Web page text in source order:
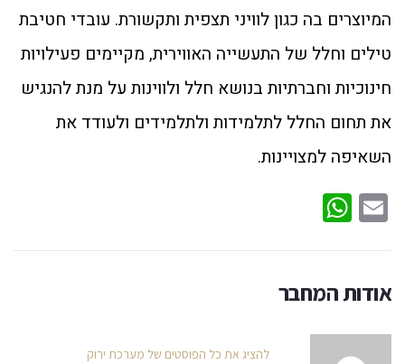
המיוצרים בה כגון לוויני תצפית ותקשורת. עובדי חטיבת
טילים וחלל של התעשייה האווירית, מקיימים פעילויות
חינוכיות וחברתיות בנושא חלל ולווינות על מנת להנגיש
את תחום החלל לתלמידות ולתלמידים ולעודד את
השאיפה למצויינות.
Email
אודות המחבר
להציג את כל הפוסטים של מערכת ירוק